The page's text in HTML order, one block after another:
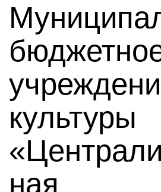
культуры
ная